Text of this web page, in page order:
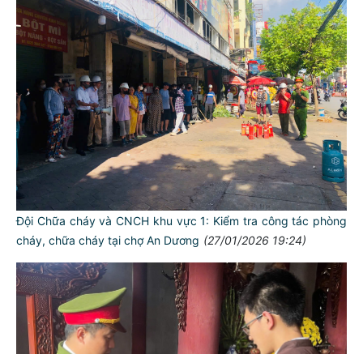
Đội Chữa cháy và CNCH khu vực 1: Kiểm tra công tác phòng
cháy, chữa cháy tại chợ An Dương (27/01/2026 19:24)